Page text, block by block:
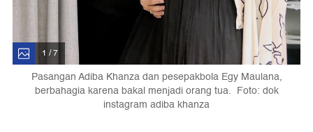
1 / 7
Pasangan Adiba Khanza dan pesepakbola Egy Maulana,
berbahagia karena bakal menjadi orang tua. Foto: dok
instagram adiba khanza